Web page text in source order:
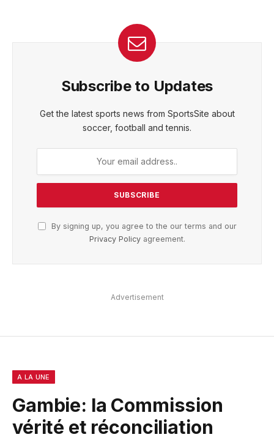
Subscribe to Updates
Get the latest sports news from SportsSite about
soccer, football and tennis.
By signing up, you agree to the our terms and our
Privacy Policyagreement.
Advertisement
A LA UNE
Gambie: la Commission
vérité et réconciliation